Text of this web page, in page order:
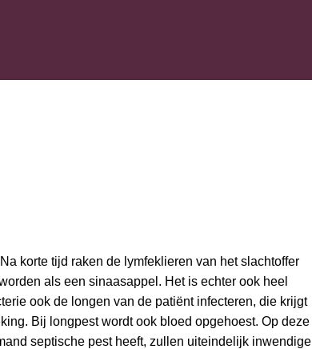
korte tijd raken de lymfeklieren van het slachtoffer
als een sinaasappel. Het is echter ook heel
ook de longen van de patiënt infecteren, die krijgt
Bij longpest wordt ook bloed opgehoest. Op deze
septische pest heeft, zullen uiteindelijk inwendige